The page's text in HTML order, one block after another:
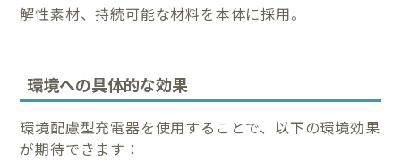
解性素材、持続可能な材料を本体に採用。
環境への具体的な効果
環境配慮型充電器を使用することで、以下の環境効果
が期待できます：